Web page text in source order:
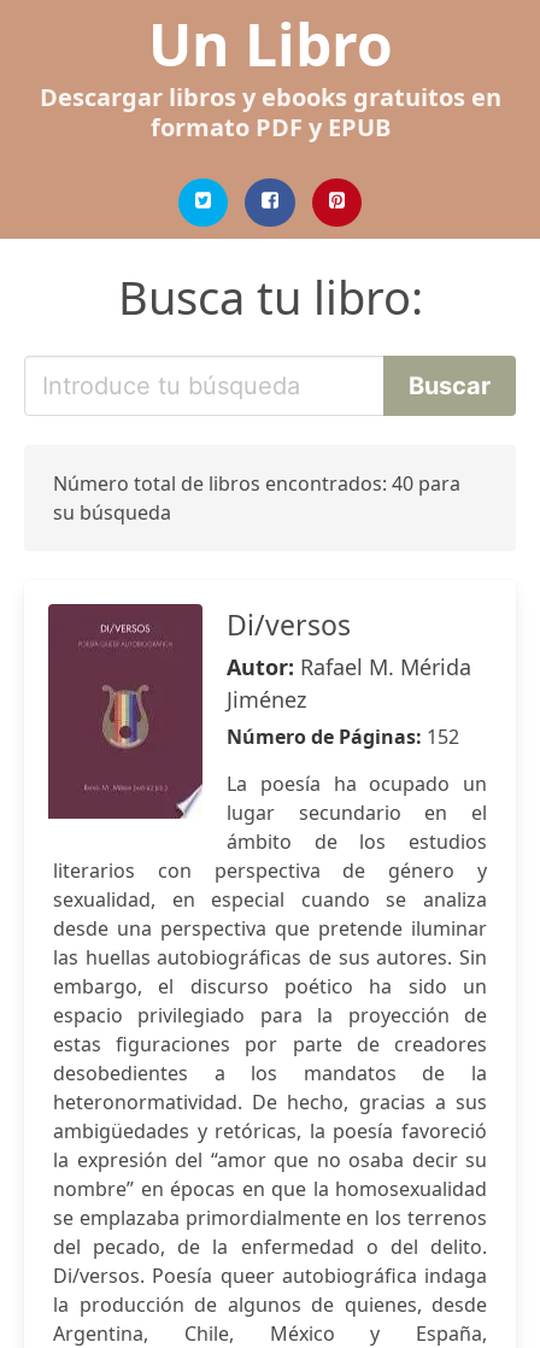
Un Libro
Descargar libros y ebooks gratuitos en
formato PDF y EPUB
Busca tu libro:
Número total de libros encontrados: 40 para
su búsqueda
Di/versos
Autor: Rafael M. Mérida
Jiménez
Número de Páginas: 152
La poesía ha ocupado un
lugar secundario en el
ámbito de los estudios
literarios con perspectiva de género y
sexualidad, en especial cuando se analiza
desde una perspectiva que pretende iluminar
las huellas autobiográficas de sus autores. Sin
embargo, el discurso poético ha sido un
espacio privilegiado para la proyección de
estas figuraciones por parte de creadores
desobedientes a los mandatos de la
heteronormatividad. De hecho, gracias a sus
ambigüedades y retóricas, la poesía favoreció
la expresión del “amor que no osaba decir su
nombre” en épocas en que la homosexualidad
se emplazaba primordialmente en los terrenos
del pecado, de la enfermedad o del delito.
Di/versos. Poesía queer autobiográfica indaga
la producción de algunos de quienes, desde
Argentina, Chile, México y España,